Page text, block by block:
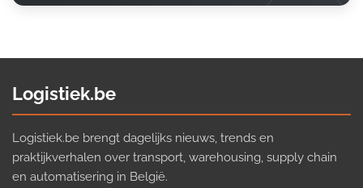
Logistiek.be
Logistiek.be brengt dagelijks nieuws, trends en
praktijkverhalen over transport, warehousing, supply chain
en automatisering in België.